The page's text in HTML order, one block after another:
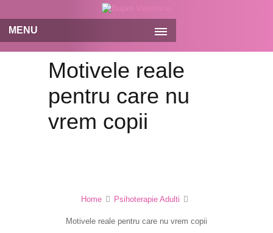
MENU
Motivele reale
pentru care nu
vrem copii
Home Psihoterapie Adulti
Motivele reale pentru care nu vrem copii